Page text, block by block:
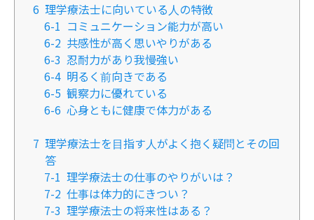
6 理学療法士に向いている人の特徴
6-1 ​​コミュニケーション能力が高い
6-2 ​​共感性が高く思いやりがある
6-3 ​​忍耐力があり我慢強い
6-4 ​​明るく前向きである
6-5 ​​観察力に優れている
6-6 ​​心身ともに健康で体力がある
7 理学療法士を目指す人がよく抱く疑問とその回
答
7-1 理学療法士の仕事のやりがいは？
7-2 仕事は体力的にきつい？
7-3 理学療法士の将来性はある？